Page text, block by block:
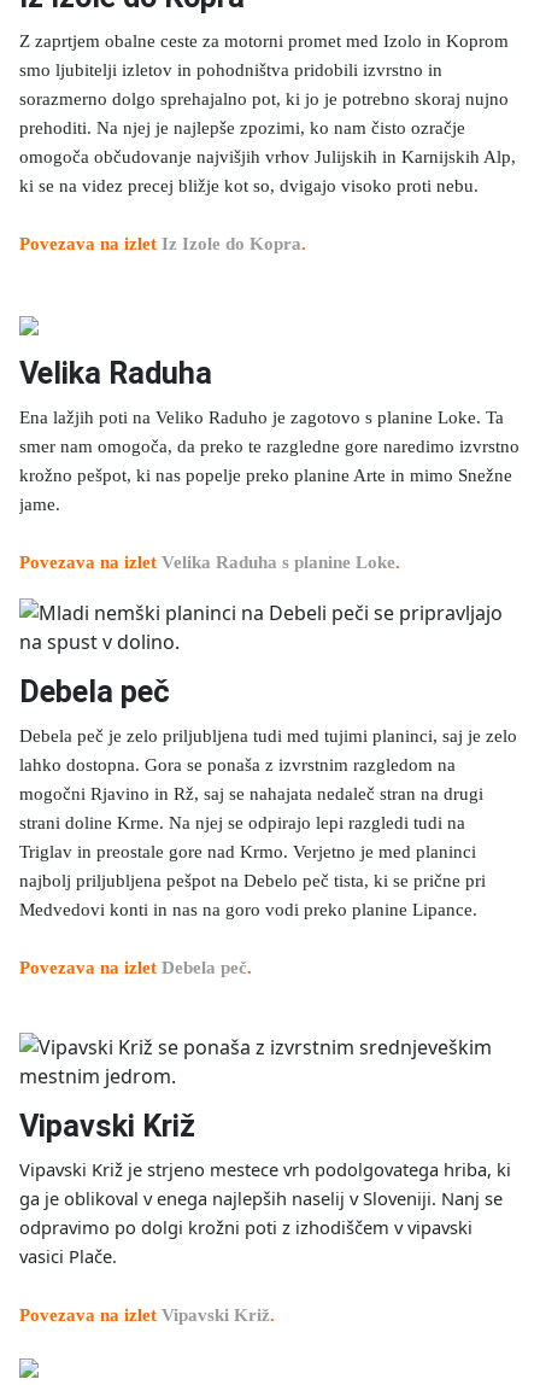
Z zaprtjem obalne ceste za motorni promet med Izolo in Koprom
smo ljubitelji izletov in pohodništva pridobili izvrstno in
sorazmerno dolgo sprehajalno pot, ki jo je potrebno skoraj nujno
prehoditi. Na njej je najlepše zpozimi, ko nam čisto ozračje
omogoča občudovanje najvišjih vrhov Julijskih in Karnijskih Alp,
ki se na videz precej bližje kot so, dvigajo visoko proti nebu.
Povezava na izlet Iz Izole do Kopra.
Velika Raduha
Ena lažjih poti na Veliko Raduho je zagotovo s planine Loke. Ta
smer nam omogoča, da preko te razgledne gore naredimo izvrstno
krožno pešpot, ki nas popelje preko planine Arte in mimo Snežne
jame.
Povezava na izlet Velika Raduha s planine Loke.
Debela peč
Debela peč je zelo priljubljena tudi med tujimi planinci, saj je zelo
lahko dostopna. Gora se ponaša z izvrstnim razgledom na
mogočni Rjavino in Rž, saj se nahajata nedaleč stran na drugi
strani doline Krme. Na njej se odpirajo lepi razgledi tudi na
Triglav in preostale gore nad Krmo. Verjetno je med planinci
najbolj priljubljena pešpot na Debelo peč tista, ki se prične pri
Medvedovi konti in nas na goro vodi preko planine Lipance.
Povezava na izlet Debela peč.
Vipavski Križ
Vipavski Križ je strjeno mestece vrh podolgovatega hriba, ki
ga je oblikoval v enega najlepših naselij v Sloveniji. Nanj se
odpravimo po dolgi krožni poti z izhodiščem v vipavski
vasici Plače.
Povezava na izlet Vipavski Križ.